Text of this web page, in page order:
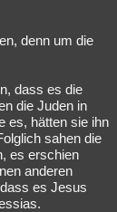
denn um die
dass es die
die Juden in
es, hätten sie ihn
sahen die
es erschien
anderen
es Jesus